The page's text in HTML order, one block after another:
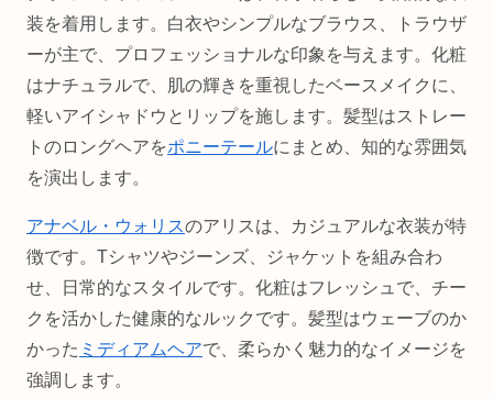
装を着用します。白衣やシンプルなブラウス、トラウザ
ーが主で、プロフェッショナルな印象を与えます。化粧
はナチュラルで、肌の輝きを重視したベースメイクに、
軽いアイシャドウとリップを施します。髪型はストレー
トのロングヘアをポニーテールにまとめ、知的な雰囲気
を演出します。
アナベル・ウォリスのアリスは、カジュアルな衣装が特
徴です。Tシャツやジーンズ、ジャケットを組み合わ
せ、日常的なスタイルです。化粧はフレッシュで、チー
クを活かした健康的なルックです。髪型はウェーブのか
かった ミディアムヘアで、柔らかく魅力的なイメージを
強調します。